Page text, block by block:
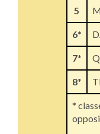
5
6*
7*
8*
*